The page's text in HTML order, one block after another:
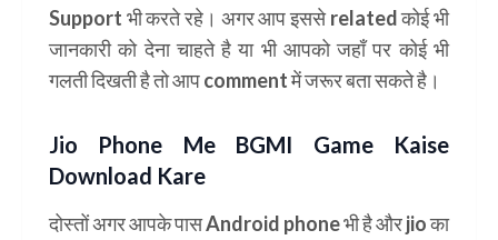
Support भी करते रहे। अगर आप इससे related कोई भी
जानकारी को देना चाहते है या भी आपको जहाँ पर कोई भी
गलती दिखती है तो आप comment में जरूर बता सकते है।
Jio Phone Me BGMI Game Kaise
Download Kare
दोस्तों अगर आपके पास Android phone भी है और jio का